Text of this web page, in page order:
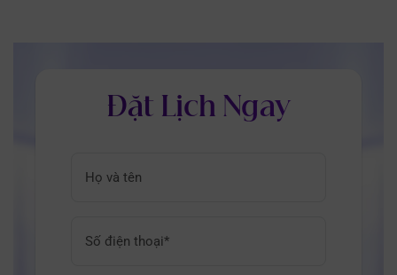
Đặt Lịch Ngay